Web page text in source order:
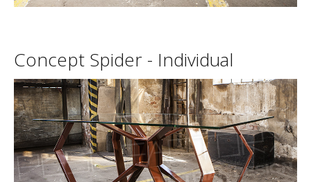
Concept Spider - Individual